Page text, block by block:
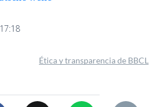
Ética y transparencia de BBCL